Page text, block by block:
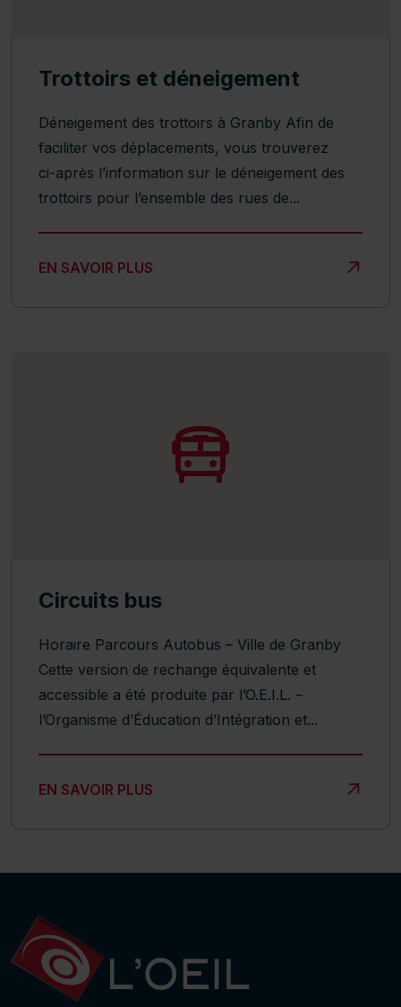
Trottoirs et déneigement
Déneigement des trottoirs à Granby Afin de
faciliter vos déplacements, vous trouverez
ci-après l’information sur le déneigement des
trottoirs pour l’ensemble des rues de...
EN SAVOIR PLUS
TROTTOIRS ET DÉNEIGEMENT
Circuits bus
Horaire Parcours Autobus – Ville de Granby
Cette version de rechange équivalente et
accessible a été produite par l’O.E.I.L. –
l’Organisme d’Éducation d’Intégration et...
EN SAVOIR PLUS
CIRCUITS BUS